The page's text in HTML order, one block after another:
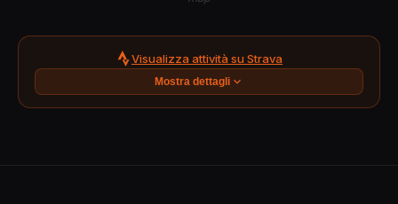
Visualizza attività su Strava
Mostra dettagli